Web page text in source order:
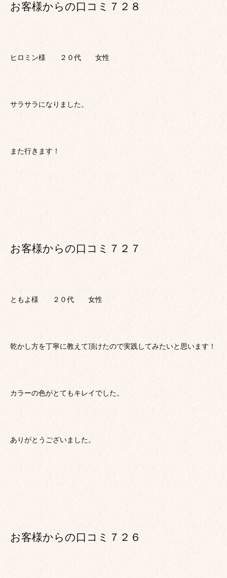
お客様からの口コミ７２８
ヒロミン様 ２０代 女性
サラサラになりました。
また行きます！
お客様からの口コミ７２７
ともよ様 ２０代 女性
乾かし方を丁寧に教えて頂けたので実践してみたいと思います！
カラーの色がとてもキレイでした。
ありがとうございました。
お客様からの口コミ７２６